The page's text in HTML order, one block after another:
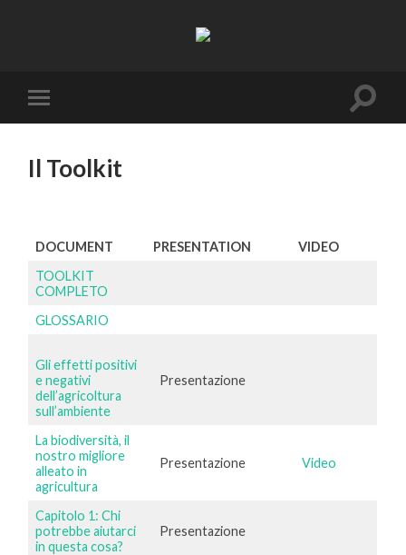
Resifarms
Toggle
mobile
Toggle
Il Toolkit
DOCUMENT PRESENTATION
VIDEO
TOOLKIT
COMPLETO
GLOSSARIO
Gli effetti positivi
e negativi
dell’agricoltura
sull’ambiente
Presentazione
La biodiversità, il
nostro migliore
alleato in
agricultura
Presentazione Video
Capitolo 1: Chi
potrebbe aiutarci
in questa cosa?
Presentazione